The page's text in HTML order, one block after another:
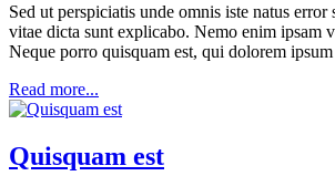
Sed ut perspiciatis unde omnis iste natus
vitae dicta sunt explicabo. Nemo enim ipsam
Neque porro quisquam est, qui dolorem
Read more...
Quisquam est